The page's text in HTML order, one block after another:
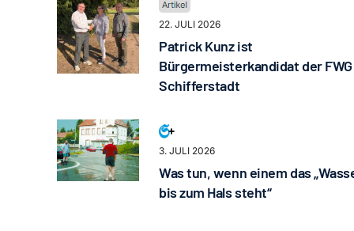
22. JULI 2026
Patrick Kunz ist
Bürgermeisterkandidat der FWG
Schifferstadt
3. JULI 2026
Was tun, wenn einem das
bis zum Hals steht“